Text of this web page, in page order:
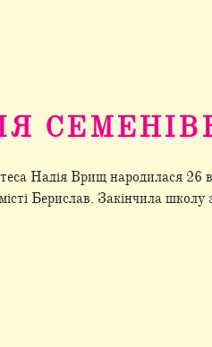
Надія Врищ народилася 26
місті Берислав. Закінчила